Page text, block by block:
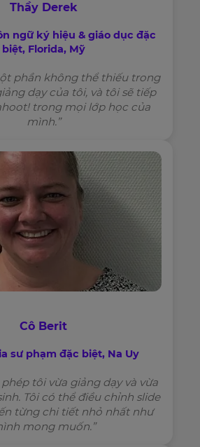
Thầy Derek
ngữ ký hiệu & giáo dục đặc
biệt, Florida, Mỹ
phần không thể thiếu trong
dạy của tôi, và tôi sẽ tiếp
trong mọi lớp học của
mình.”
Cô Berit
sư phạm đặc biệt, Na Uy
tôi vừa giảng dạy và vừa
Tôi có thể điều chỉnh slide
từng chi tiết nhỏ nhất như
mong muốn.”